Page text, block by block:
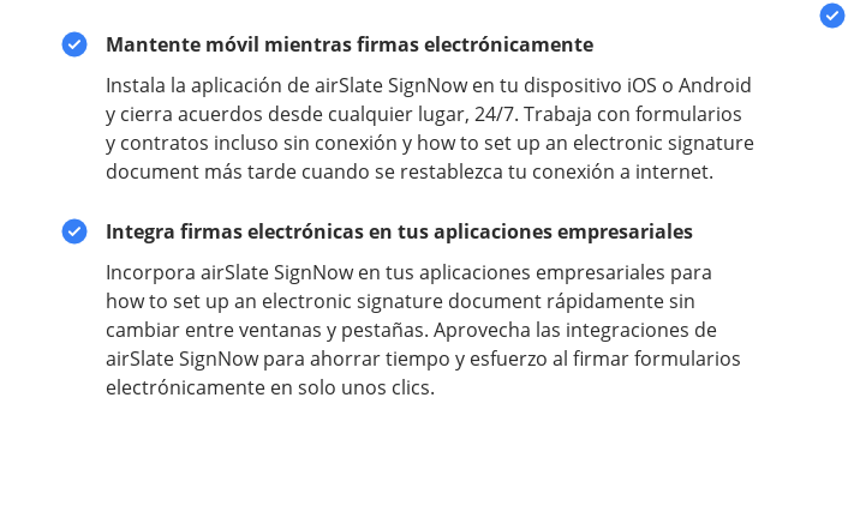
Mantente móvil mientras firmas electrónicamente
Instala la aplicación de airSlate SignNow en tu dispositivo iOS o Android
y cierra acuerdos desde cualquier lugar, 24/7. Trabaja con formularios
y contratos incluso sin conexión y how to set up an electronic signature
document más tarde cuando se restablezca tu conexión a internet.
Integra firmas electrónicas en tus aplicaciones empresariales
Incorpora airSlate SignNow en tus aplicaciones empresariales para
how to set up an electronic signature document rápidamente sin
cambiar entre ventanas y pestañas. Aprovecha las integraciones de
airSlate SignNow para ahorrar tiempo y esfuerzo al firmar formularios
electrónicamente en solo unos clics.